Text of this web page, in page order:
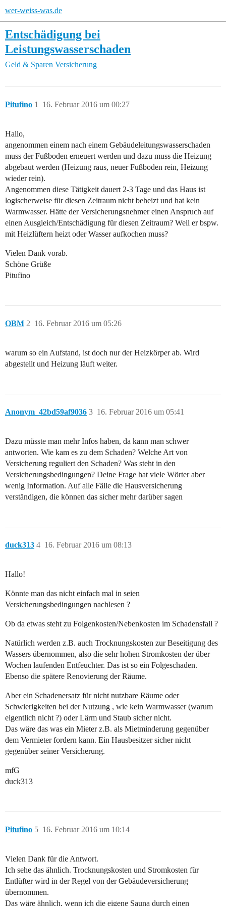
wer-weiss-was.de
Entschädigung bei
Leistungswasserschaden
Geld & Sparen Versicherung
Pitufino 16. Februar 2016 um 00:27
1
Hallo,
angenommen einem nach einem Gebäudeleitungswasserschaden
muss der Fußboden erneuert werden und dazu muss die Heizung
abgebaut werden (Heizung raus, neuer Fußboden rein, Heizung
wieder rein).
Angenommen diese Tätigkeit dauert 2-3 Tage und das Haus ist
logischerweise für diesen Zeitraum nicht beheizt und hat kein
Warmwasser. Hätte der Versicherungsnehmer einen Anspruch auf
einen Ausgleich/Entschädigung für diesen Zeitraum? Weil er bspw.
mit Heizlüftern heizt oder Wasser aufkochen muss?
Vielen Dank vorab.
Schöne Grüße
Pitufino
OBM 16. Februar 2016 um 05:26
2
warum so ein Aufstand, ist doch nur der Heizkörper ab. Wird
abgestellt und Heizung läuft weiter.
Anonym_42bd59af9036 16. Februar 2016 um 05:41
3
Dazu müsste man mehr Infos haben, da kann man schwer
antworten. Wie kam es zu dem Schaden? Welche Art von
Versicherung reguliert den Schaden? Was steht in den
Versicherungsbedingungen? Deine Frage hat viele Wörter aber
wenig Information. Auf alle Fälle die Hausversicherung
verständigen, die können das sicher mehr darüber sagen
duck313 16. Februar 2016 um 08:13
4
Hallo!
Könnte man das nicht einfach mal in seien
Versicherungsbedingungen nachlesen ?
Ob da etwas steht zu Folgenkosten/Nebenkosten im Schadensfall ?
Natürlich werden z.B. auch Trocknungskosten zur Beseitigung des
Wassers übernommen, also die sehr hohen Stromkosten der über
Wochen laufenden Entfeuchter. Das ist so ein Folgeschaden.
Ebenso die spätere Renovierung der Räume.
Aber ein Schadenersatz für nicht nutzbare Räume oder
Schwierigkeiten bei der Nutzung , wie kein Warmwasser (warum
eigentlich nicht ?) oder Lärm und Staub sicher nicht.
Das wäre das was ein Mieter z.B. als Mietminderung gegenüber
dem Vermieter fordern kann. Ein Hausbesitzer sicher nicht
gegenüber seiner Versicherung.
mfG
duck313
Pitufino 16. Februar 2016 um 10:14
5
Vielen Dank für die Antwort.
Ich sehe das ähnlich. Trocknungskosten und Stromkosten für
Entlüfter wird in der Regel von der Gebäudeversicherung
übernommen.
Das wäre ähnlich, wenn ich die eigene Sauna durch einen